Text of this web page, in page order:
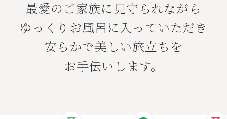
最愛のご家族に見守られながら
ゆっくりお風呂に入っていただき
安らかで美しい旅立ちを
お手伝いします。